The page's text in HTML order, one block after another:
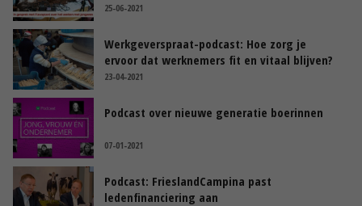
25-06-2021
Werkgeverspraat-podcast: Hoe zorg je
ervoor dat werknemers fit en vitaal blijven?
23-04-2021
Podcast over nieuwe generatie boerinnen
07-01-2021
Podcast: FrieslandCampina past
ledenfinanciering aan